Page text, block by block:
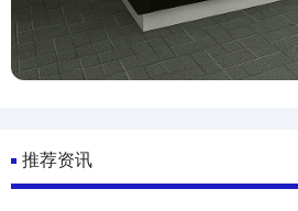
推荐资讯